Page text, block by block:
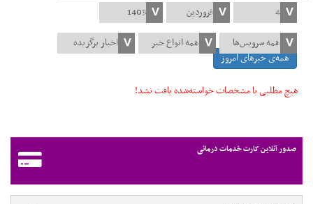
همه‌ی خبرهای امروز
هیچ مطلبی با مشخصات خواسته‌شده یافت نشد!
صدور آنلاین کارت خدمات درمانی